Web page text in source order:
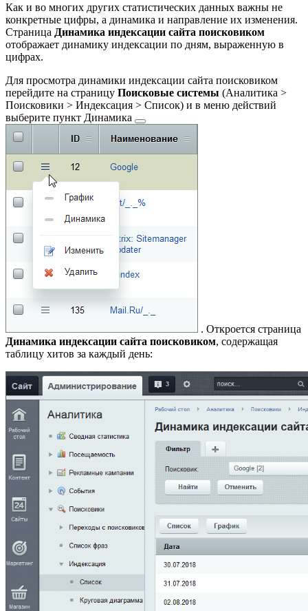
Как и во многих других статистических данных важны не
конкретные цифры, а динамика и направление их изменения.
Страница Динамика индексации сайта поисковиком
отображает динамику индексации по дням, выраженную в
цифрах.
Для просмотра динамики индексации сайта поисковиком
перейдите на страницу Поисковые системы (Аналитика >
Поисковики > Индексация > Список) и в меню действий
выберите пункт Динамика
. Откроется страница
Динамика индексации сайта поисковиком, содержащая
таблицу хитов за каждый день: